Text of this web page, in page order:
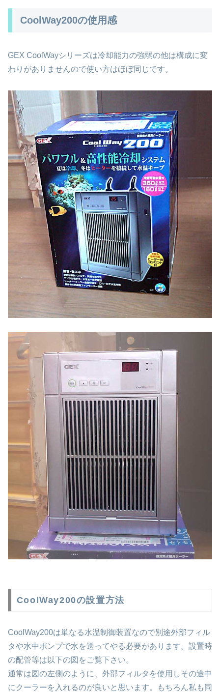
CoolWay200の使用感
GEX CoolWayシリーズは冷却能力の強弱の他は構成に変
わりがありませんので使い方はほぼ同じです。
CoolWay200の設置方法
CoolWay200は単なる水温制御装置なので別途外部フィル
タや水中ポンプで水を送ってやる必要があります。設置時
の配管等は以下の図をご覧下さい。
通常は図の左側のように、外部フィルタを使用しその途中
にクーラーを入れるのが良いと思います。もちろん私も同